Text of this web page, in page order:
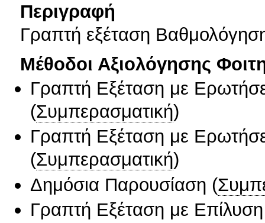
Περιγραφή
Γραπτή εξέταση
Μέθοδοι Αξιολόγησης
Γραπτή Εξέταση με
(Συμπερασματική)
Γραπτή Εξέταση με
(Συμπερασματική)
Δημόσια Παρουσίαση (
Γραπτή Εξέταση με